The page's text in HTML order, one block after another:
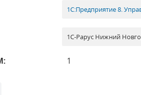
1С:Предприятие 8.
1С-Рарус Нижний
1